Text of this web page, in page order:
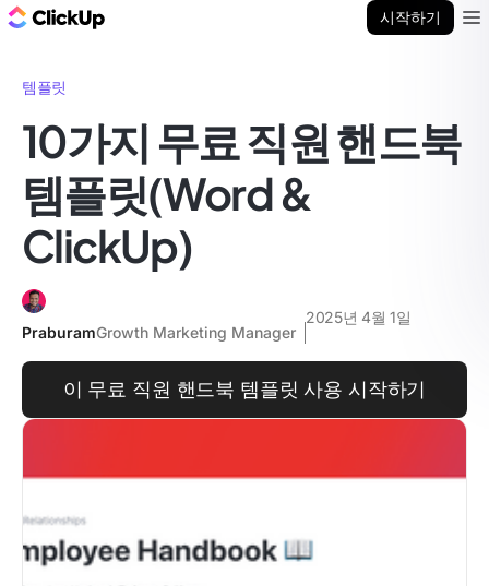
시작하기
템플릿
10가지 무료 직원 핸드북
템플릿(Word &
ClickUp)
PraburamGrowth Marketing Manager
2025년 4월 1일
이 무료 직원 핸드북 템플릿 사용 시작하기